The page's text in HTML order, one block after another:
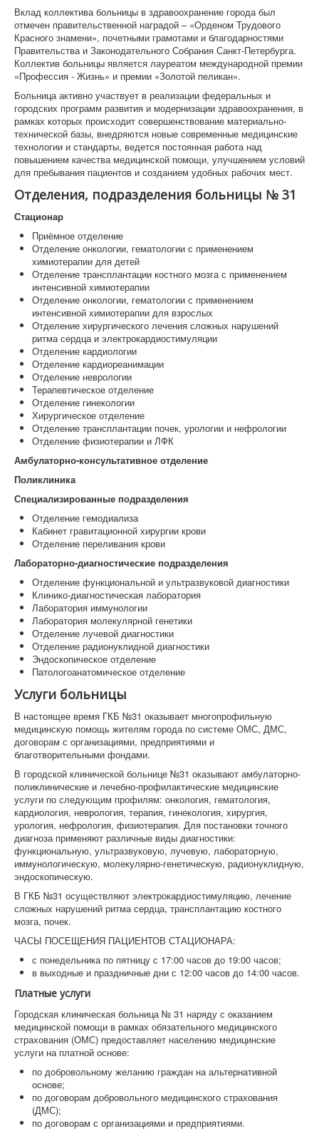
Вклад коллектива больницы в здравоохранение города был
отмечен правительственной наградой – «Орденом Трудового
Красного знамени», почетными грамотами и благодарностями
Правительства и Законодательного Собрания Санкт-Петербурга.
Коллектив больницы является лауреатом международной премии
«Профессия - Жизнь» и премии «Золотой пеликан».
Больница активно участвует в реализации федеральных и
городских программ развития и модернизации здравоохранения, в
рамках которых происходит совершенствование материально-
технической базы, внедряются новые современные медицинские
технологии и стандарты, ведется постоянная работа над
повышением качества медицинской помощи, улучшением условий
для пребывания пациентов и созданием удобных рабочих мест.
Отделения, подразделения больницы № 31
Стационар
Приёмное отделение
Отделение онкологии, гематологии с применением
химиотерапии для детей
Отделение трансплантации костного мозга с применением
интенсивной химиотерапии
Отделение онкологии, гематологии с применением
интенсивной химиотерапии для взрослых
Отделение хирургического лечения сложных нарушений
ритма сердца и электрокардиостимуляции
Отделение кардиологии
Отделение кардиореанимации
Отделение неврологии
Терапевтическое отделение
Отделение гинекологии
Хирургическое отделение
Отделение трансплантации почек, урологии и нефрологии
Отделение физиотерапии и ЛФК
Амбулаторно-консультативное отделение
Поликлиника
Специализированные подразделения
Отделение гемодиализа
Кабинет гравитационной хирургии крови
Отделение переливания крови
Лабораторно-диагностические подразделения
Отделение функциональной и ультразвуковой диагностики
Клинико-диагностическая лаборатория
Лаборатория иммунологии
Лаборатория молекулярной генетики
Отделение лучевой диагностики
Отделение радионуклидной диагностики
Эндоскопическое отделение
Патологоанатомическое отделение
Услуги больницы
В настоящее время ГКБ №31 оказывает многопрофильную
медицинскую помощь жителям города по системе ОМС, ДМС,
договорам с организациями, предприятиями и
благотворительными фондами.
В городской клинической больнице №31 оказывают амбулаторно-
поликлинические и лечебно-профилактические медицинские
услуги по следующим профилям: онкология, гематология,
кардиология, неврология, терапия, гинекология, хирургия,
урология, нефрология, физиотерапия. Для постановки точного
диагноза применяют различные виды диагностики:
функциональную, ультразвуковую, лучевую, лабораторную,
иммунологическую, молекулярно-генетическую, радионуклидную,
эндоскопическую.
В ГКБ №31 осуществляют электрокардиостимуляцию, лечение
сложных нарушений ритма сердца, трансплантацию костного
мозга, почек.
ЧАСЫ ПОСЕЩЕНИЯ ПАЦИЕНТОВ СТАЦИОНАРА:
с понедельника по пятницу с 17:00 часов до 19:00 часов;
в выходные и праздничные дни с 12:00 часов до 14:00 часов.
Платные услуги
Городская клиническая больница № 31 наряду с оказанием
медицинской помощи в рамках обязательного медицинского
страхования (ОМС) предоставляет населению медицинские
услуги на платной основе:
по добровольному желанию граждан на альтернативной
основе;
по договорам добровольного медицинского страхования
(ДМС);
по договорам с организациями и предприятиями.